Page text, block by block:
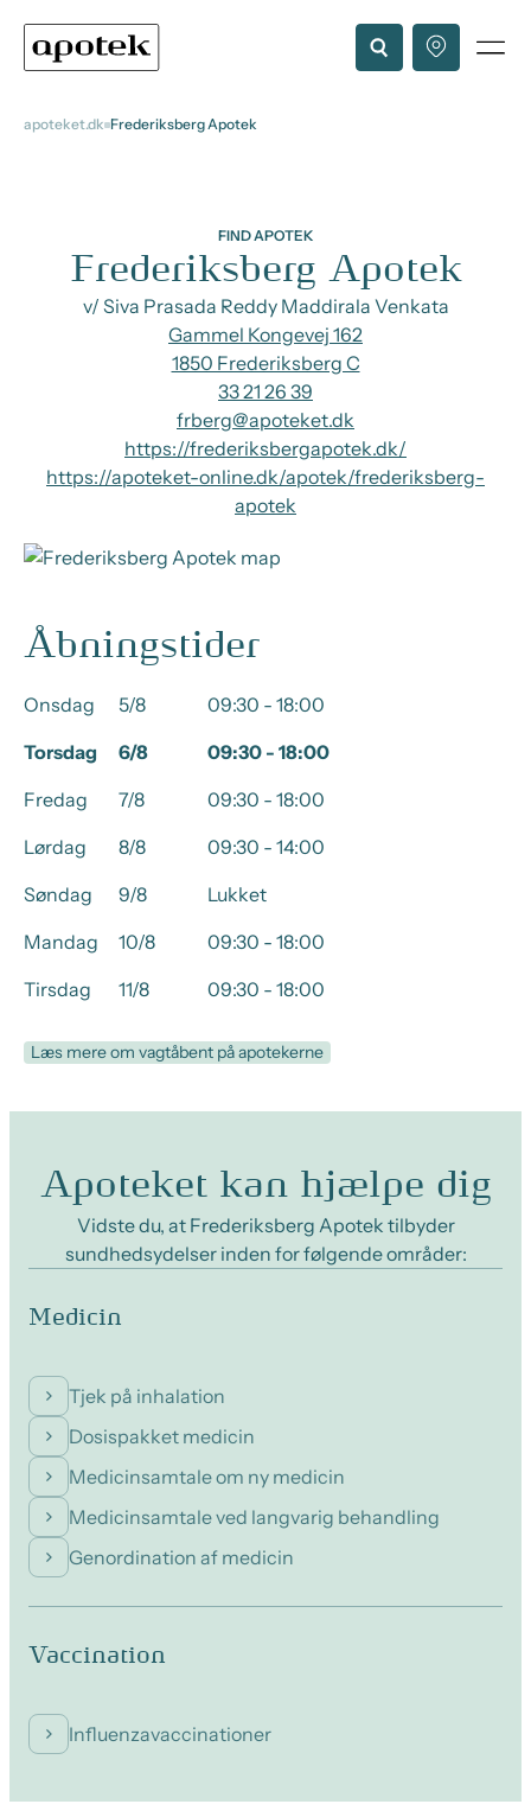
apoteket.dk Frederiksberg Apotek
FIND APOTEK
Frederiksberg Apotek
v/ Siva Prasada Reddy Maddirala Venkata
Gammel Kongevej 162
1850 Frederiksberg C
33 21 26 39
frberg@apoteket.dk
https://frederiksbergapotek.dk/
https://apoteket-online.dk/apotek/frederiksberg-
apotek
Åbningstider
Onsdag 5/8
09:30 - 18:00
Torsdag
6/8
09:30 - 18:00
Fredag
7/8
09:30 - 18:00
Lørdag
8/8
09:30 - 14:00
Søndag
9/8
Lukket
Mandag
10/8
09:30 - 18:00
Tirsdag
11/8 09:30 - 18:00
Læs mere om vagtåbent på apotekerne
Apoteket kan hjælpe dig
Vidste du, at Frederiksberg Apotek tilbyder
sundhedsydelser inden for følgende områder:
Medicin
Tjek på inhalation
Dosispakket medicin
Medicinsamtale om ny medicin
Medicinsamtale ved langvarig behandling
Genordination af medicin
Vaccination
Influenzavaccinationer